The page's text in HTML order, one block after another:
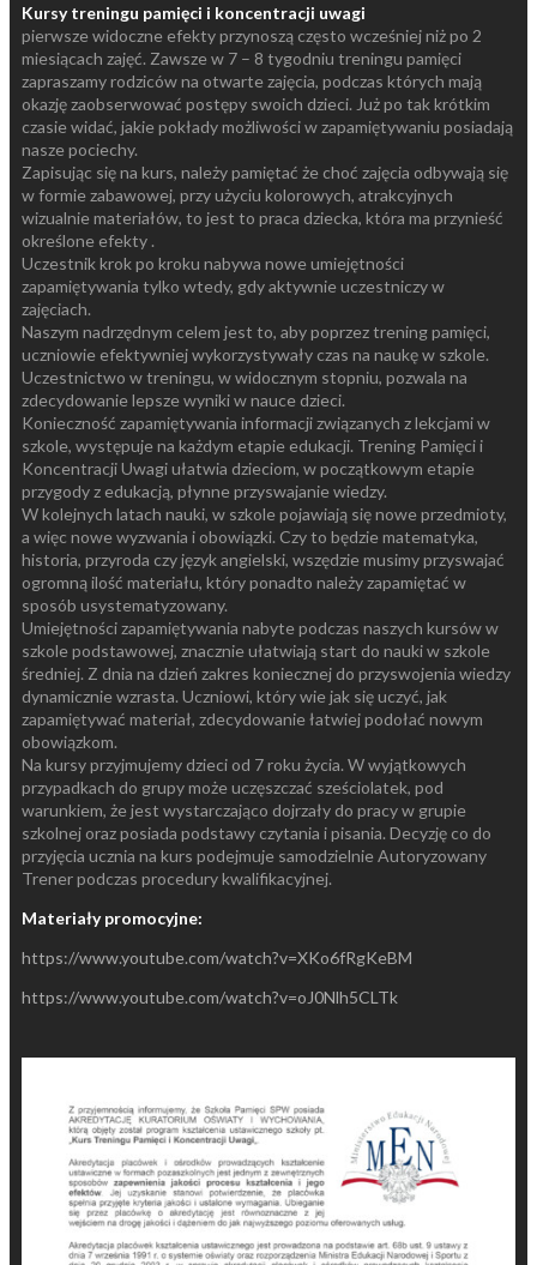
Kursy treningu pamięci i koncentracji uwagi
pierwsze widoczne efekty przynoszą często wcześniej niż po 2
miesiącach zajęć. Zawsze w 7 – 8 tygodniu treningu pamięci
zapraszamy rodziców na otwarte zajęcia, podczas których mają
okazję zaobserwować postępy swoich dzieci. Już po tak krótkim
czasie widać, jakie pokłady możliwości w zapamiętywaniu posiadają
nasze pociechy.
Zapisując się na kurs, należy pamiętać że choć zajęcia odbywają się
w formie zabawowej, przy użyciu kolorowych, atrakcyjnych
wizualnie materiałów, to jest to praca dziecka, która ma przynieść
określone efekty .
Uczestnik krok po kroku nabywa nowe umiejętności
zapamiętywania tylko wtedy, gdy aktywnie uczestniczy w
zajęciach.
Naszym nadrzędnym celem jest to, aby poprzez trening pamięci,
uczniowie efektywniej wykorzystywały czas na naukę w szkole.
Uczestnictwo w treningu, w widocznym stopniu, pozwala na
zdecydowanie lepsze wyniki w nauce dzieci.
Konieczność zapamiętywania informacji związanych z lekcjami w
szkole, występuje na każdym etapie edukacji. Trening Pamięci i
Koncentracji Uwagi ułatwia dzieciom, w początkowym etapie
przygody z edukacją, płynne przyswajanie wiedzy.
W kolejnych latach nauki, w szkole pojawiają się nowe przedmioty,
a więc nowe wyzwania i obowiązki. Czy to będzie matematyka,
historia, przyroda czy język angielski, wszędzie musimy przyswajać
ogromną ilość materiału, który ponadto należy zapamiętać w
sposób usystematyzowany.
Umiejętności zapamiętywania nabyte podczas naszych kursów w
szkole podstawowej, znacznie ułatwiają start do nauki w szkole
średniej. Z dnia na dzień zakres koniecznej do przyswojenia wiedzy
dynamicznie wzrasta. Uczniowi, który wie jak się uczyć, jak
zapamiętywać materiał, zdecydowanie łatwiej podołać nowym
obowiązkom.
Na kursy przyjmujemy dzieci od 7 roku życia. W wyjątkowych
przypadkach do grupy może uczęszczać sześciolatek, pod
warunkiem, że jest wystarczająco dojrzały do pracy w grupie
szkolnej oraz posiada podstawy czytania i pisania. Decyzję co do
przyjęcia ucznia na kurs podejmuje samodzielnie Autoryzowany
Trener podczas procedury kwalifikacyjnej.
Materiały promocyjne:
https://www.youtube.com/watch?v=XKo6fRgKeBM
https://www.youtube.com/watch?v=oJ0Nlh5CLTk